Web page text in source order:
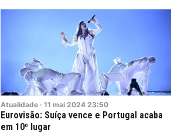
Atualidade · 11 mai 2024 23:50
Eurovisão: Suíça vence e Portugal acaba
em 10º lugar